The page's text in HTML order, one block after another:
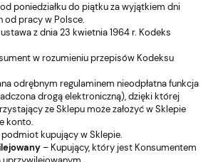
poniedziałku do piątku za wyjątkiem dni
od pracy w Polsce.
z dnia 23 kwietnia 1964 r. Kodeks
w rozumieniu przepisów Kodeksu
odrębnym regulaminem nieodpłatna funkcja
drogą elektroniczną), dzięki której
ze Sklepu może założyć w Sklepie
konto.
kupujący w Sklepie.
– Kupujący, który jest Konsumentem